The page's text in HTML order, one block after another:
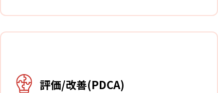
評価/改善(PDCA)